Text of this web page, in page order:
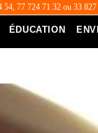
77 724 71 32 ou 33
ÉDUCATION